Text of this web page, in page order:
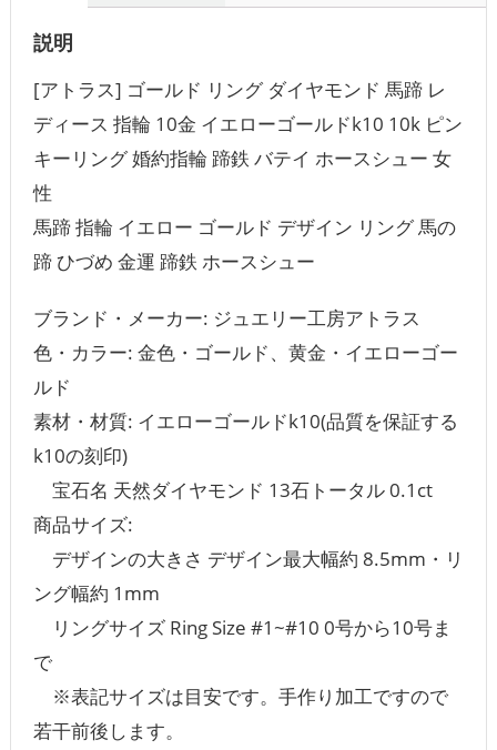
説明
[アトラス] ゴールド リング ダイヤモンド 馬蹄 レ
ディース 指輪 10金 イエローゴールドk10 10k ピン
キーリング 婚約指輪 蹄鉄 バテイ ホースシュー 女
性
馬蹄 指輪 イエロー ゴールド デザイン リング 馬の
蹄 ひづめ 金運 蹄鉄 ホースシュー
ブランド・メーカー‏: ジュエリー工房アトラス
色・カラー‏: 金色・ゴールド、黄金・イエローゴー
ルド
素材・材質‏: イエローゴールドk10(品質を保証する
k10の刻印)
宝石名 天然ダイヤモンド 13石トータル 0.1ct
商品サイズ:
デザインの大きさ‏ デザイン最大幅約 8.5mm・リ
ング幅約 1mm
リングサイズ Ring Size #1~#10 0号から10号ま
で
※表記サイズは目安です。手作り加工ですので
若干前後します。